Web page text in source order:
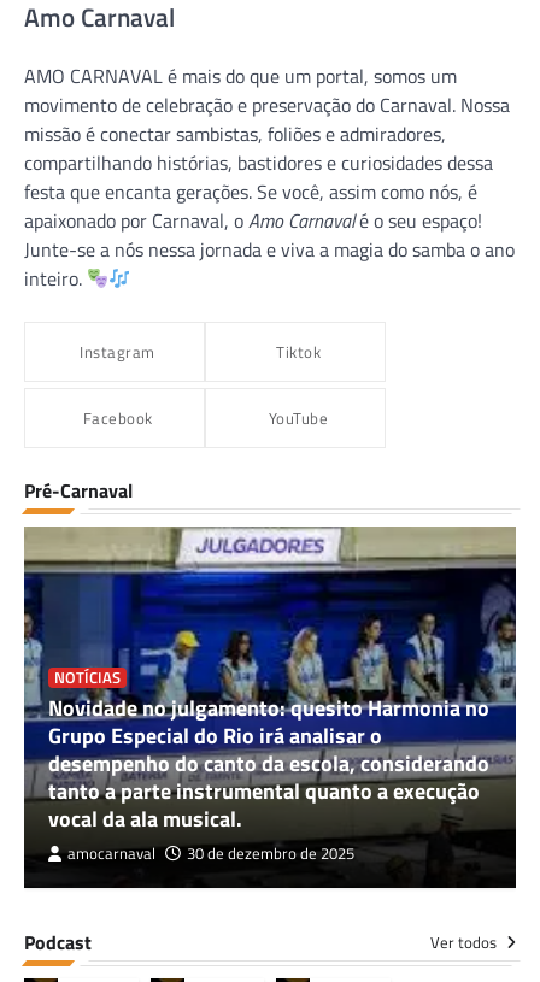
Amo Carnaval
AMO CARNAVAL é mais do que um portal, somos um
movimento de celebração e preservação do Carnaval. Nossa
missão é conectar sambistas, foliões e admiradores,
compartilhando histórias, bastidores e curiosidades dessa
festa que encanta gerações. Se você, assim como nós, é
apaixonado por Carnaval, oAmo Carnavalé o seu espaço!
Junte-se a nós nessa jornada e viva a magia do samba o ano
inteiro.
Instagram Tiktok
Facebook YouTube
Pré-Carnaval
NOTÍCIAS
Novidade no julgamento: quesito Harmonia no
Grupo Especial do Rio irá analisar o
desempenho do canto da escola, considerando
tanto a parte instrumental quanto a execução
vocal da ala musical.
amocarnaval 30 de dezembro de 2025
Podcast Ver todos